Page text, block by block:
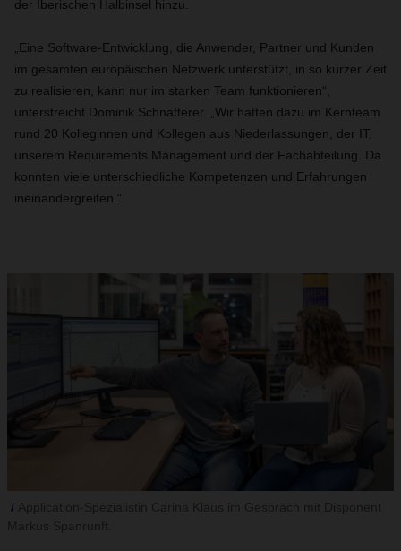
der Iberischen Halbinsel hinzu.
„Eine Software-Entwicklung, die Anwender, Partner und Kunden
im gesamten europäischen Netzwerk unterstützt, in so kurzer Zeit
zu realisieren, kann nur im starken Team funktionieren“,
unterstreicht Dominik Schnatterer. „Wir hatten dazu im Kernteam
rund 20 Kolleginnen und Kollegen aus Niederlassungen, der IT,
unserem Requirements Management und der Fachabteilung. Da
konnten viele unterschiedliche Kompetenzen und Erfahrungen
ineinandergreifen.“